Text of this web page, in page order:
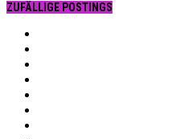
ZUFÄLLIGE POSTINGS